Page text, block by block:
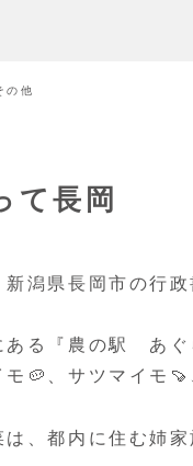
の他
て長岡
新潟県長岡市の行
ある『農の駅 あぐ
モ🥔、サツマイモ
は、都内に住む姉